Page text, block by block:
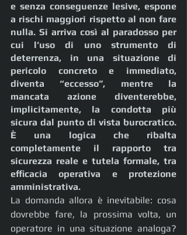
e senza conseguenze lesive, espone
a rischi maggiori rispetto al non fare
nulla. Si arriva così al paradosso per
cui l’uso di uno strumento di
deterrenza, in una situazione di
pericolo concreto e immediato,
diventa “eccesso”, mentre la
mancata azione diventerebbe,
implicitamente, la condotta più
sicura dal punto di vista burocratico.
È una logica che ribalta
completamente il rapporto tra
sicurezza reale e tutela formale, tra
efficacia operativa e protezione
amministrativa.
La domanda allora è inevitabile: cosa
dovrebbe fare, la prossima volta, un
operatore in una situazione analoga?